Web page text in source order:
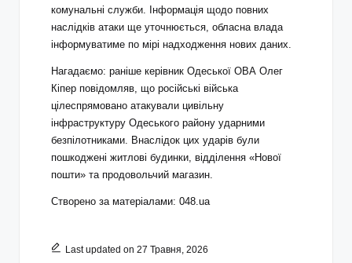
комунальні служби. Інформація щодо повних
наслідків атаки ще уточнюється, обласна влада
інформуватиме по мірі надходження нових даних.
Нагадаємо: раніше керівник Одеської ОВА Олег
Кіпер повідомляв, що російські війська
цілеспрямовано атакували цивільну
інфраструктуру Одеського району ударними
безпілотниками. Внаслідок цих ударів були
пошкоджені житлові будинки, відділення «Нової
пошти» та продовольчий магазин.
Створено за матеріалами: 048.ua
Last updated on 27 Травня, 2026